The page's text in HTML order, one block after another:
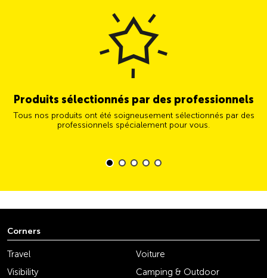
Produits sélectionnés par des professionnels
Tous nos produits ont été soigneusement sélectionnés par des
professionnels spécialement pour vous.
Corners
Travel
Voiture
Visibility
Camping & Outdoor